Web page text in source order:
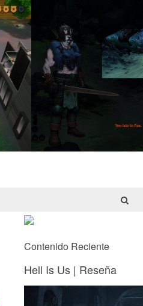
Contenido Reciente
Hell Is Us | Reseña